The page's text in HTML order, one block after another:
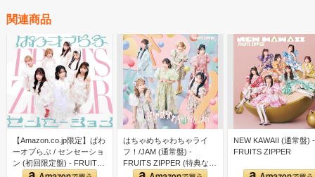
関連商品
【Amazon.co.jp限定】ぱわ
ーオブらぶ / センセーショ
ン (初回限定盤) - FRUIT…
はちゃめちゃわちゃライ
フ！/JAM (通常盤) -
FRUITS ZIPPER (特典な
し)
NEW KAWAII (通常盤) -
FRUITS ZIPPER